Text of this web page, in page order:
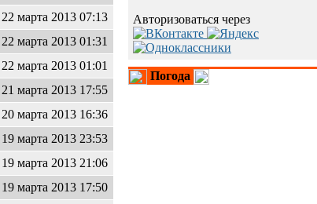
22 марта 2013 07:13
22 марта 2013 01:31
22 марта 2013 01:01
21 марта 2013 17:55
20 марта 2013 16:36
19 марта 2013 23:53
19 марта 2013 21:06
19 марта 2013 17:50
Авторизоваться через
Погода